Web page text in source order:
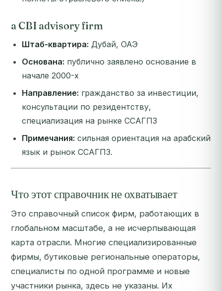
a CBI advisory firm
Штаб-квартира: Дубай, ОАЭ
Основана: публично заявлено основание в
начале 2000-х
Направление: гражданство за инвестиции,
консультации по резидентству,
специализация на рынке ССАГПЗ
Примечания: сильная ориентация на арабский
язык и рынок ССАГПЗ.
Что этот справочник не охватывает
Это справочный список фирм, работающих в
глобальном масштабе, а не исчерпывающая
карта отрасли. Многие специализированные
фирмы, бутиковые региональные операторы,
специалисты по одной программе и новые
участники рынка, здесь не указаны. Их